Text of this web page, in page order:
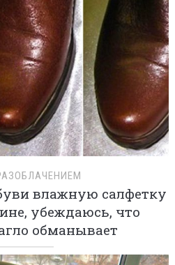
влажную салфетку
убеждаюсь, что
обманывает